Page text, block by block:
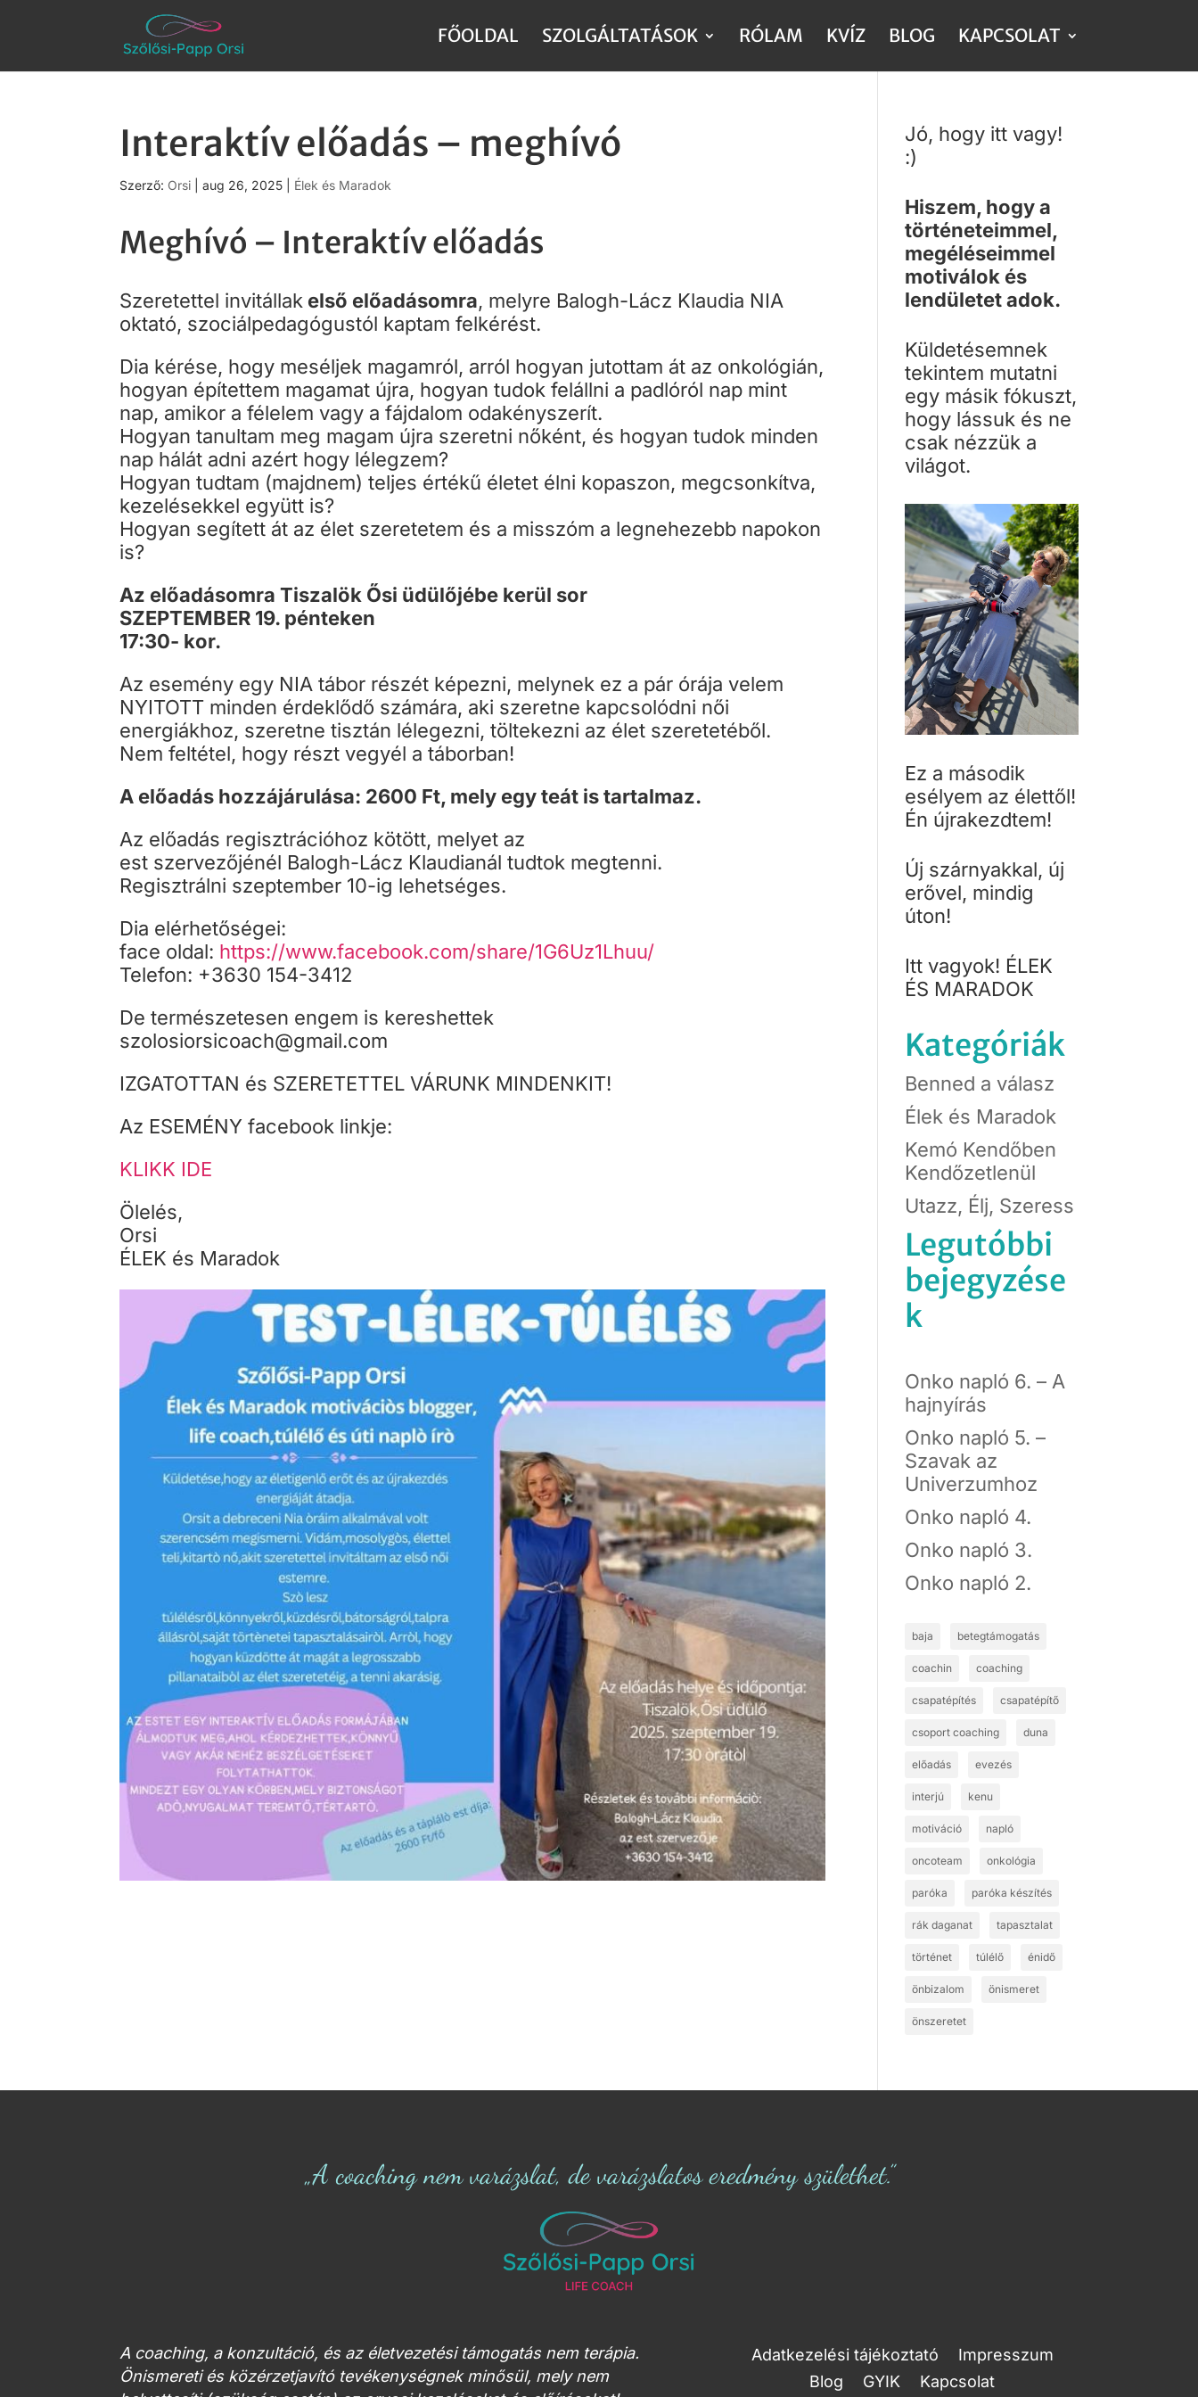
FŐOLDAL SZOLGÁLTATÁSOK RÓLAM KVÍZ BLOG KAPCSOLAT
Interaktív előadás – meghívó
Szerző: Orsi |aug 26, 2025 Élek és Maradok
Meghívó – Interaktív előadás
Szeretettel invitállak első előadásomra, melyre Balogh-Lácz Klaudia NIA
oktató, szociálpedagógustól kaptam felkérést.
Dia kérése, hogy meséljek magamról, arról hogyan jutottam át az onkológián,
hogyan építettem magamat újra, hogyan tudok felállni a padlóról nap mint
nap, amikor a félelem vagy a fájdalom odakényszerít.
Hogyan tanultam meg magam újra szeretni nőként, és hogyan tudok minden
nap hálát adni azért hogy lélegzem?
Hogyan tudtam (majdnem) teljes értékű életet élni kopaszon, megcsonkítva,
kezelésekkel együtt is?
Hogyan segített át az élet szeretetem és a misszóm a legnehezebb napokon
is?
Az előadásomra Tiszalök Ősi üdülőjébe kerül sor
SZEPTEMBER 19. pénteken
17:30- kor.
Az esemény egy NIA tábor részét képezni, melynek ez a pár órája velem
NYITOTT minden érdeklődő számára, aki szeretne kapcsolódni női
energiákhoz, szeretne tisztán lélegezni, töltekezni az élet szeretetéből.
Nem feltétel, hogy részt vegyél a táborban!
A előadás hozzájárulása: 2600 Ft, mely egy teát is tartalmaz.
Az előadás regisztrációhoz kötött, melyet az
est szervezőjénél Balogh-Lácz Klaudianál tudtok megtenni.
Regisztrálni szeptember 10-ig lehetséges.
Dia elérhetőségei:
face oldal: https://www.facebook.com/share/1G6Uz1Lhuu/
Telefon: +3630 154-3412
De természetesen engem is kereshettek
szolosiorsicoach@gmail.com
IZGATOTTAN és SZERETETTEL VÁRUNK MINDENKIT!
Az ESEMÉNY facebook linkje:
KLIKK IDE
Ölelés,
Orsi
ÉLEK és Maradok
Jó, hogy itt vagy!
:)
Hiszem, hogy a
történeteimmel,
megéléseimmel
motiválok és
lendületet adok.
Küldetésemnek
tekintem mutatni
egy másik fókuszt,
hogy lássuk és ne
csak nézzük a
világot.
Ez a második
esélyem az élettől!
Én újrakezdtem!
Új szárnyakkal, új
erővel, mindig
úton!
Itt vagyok! ÉLEK
ÉS MARADOK
Kategóriák
Benned a válasz
Élek és Maradok
Kemó Kendőben
Kendőzetlenül
Utazz, Élj, Szeress
Legutóbbi
bejegyzése
k
Onko napló 6. – A
hajnyírás
Onko napló 5. –
Szavak az
Univerzumhoz
Onko napló 4.
Onko napló 3.
Onko napló 2.
baja betegtámogatás
coachin coaching
csapatépítés csapatépítő
csoport coaching duna
előadás evezés
interjú kenu
motiváció napló
oncoteam onkológia
paróka paróka készítés
rák daganat tapasztalat
történet túlélő énidő
önbizalom önismeret
önszeretet
„A coaching nem varázslat, de varázslatos eredmény születhet.”
A coaching, a konzultáció, és az életvezetési támogatás nem terápia.
Önismereti és közérzetjavító tevékenységnek minősül, mely nem
Adatkezelési tájékoztató
Impresszum
Blog
GYIK Kapcsolat